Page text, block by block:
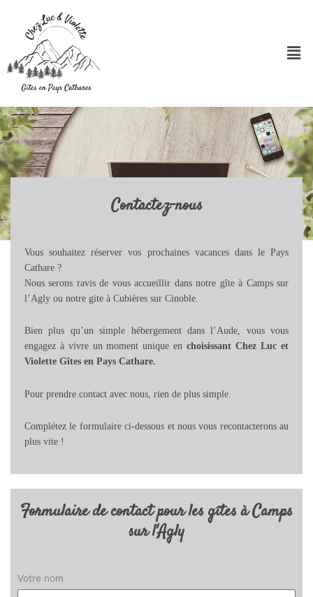
contenu
Contactez-nous
Vous souhaitez réserver vos prochaines vacances dans le Pays
Cathare ?
Nous serons ravis de vous accueillir dans notre gîte à Camps sur
l’Agly ou notre gite à Cubières sur Cinoble.
Bien plus qu’un simple hébergement dans l’Aude, vous vous
engagez à vivre un moment unique en choisissant Chez Luc et
Violette Gîtes en Pays Cathare.
Pour prendre contact avec nous, rien de plus simple.
Complétez le formulaire ci-dessous et nous vous recontacterons au
plus vite !
Formulaire de contact pour les gîtes à Camps
sur l'Agly
Votre nom